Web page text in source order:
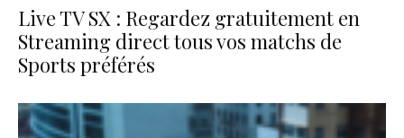
Live TV SX : Regardez gratuitement en
Streaming direct tous vos matchs de
Sports préférés